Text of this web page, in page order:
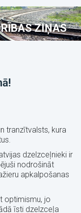
ZIŅAS
tranzītvalsts, kura
dzelzceļnieki ir
nodrošināt
apkalpošanas
optimismu, jo
īsti dzelzceļa